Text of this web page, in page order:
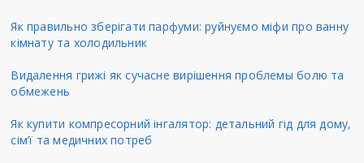
Як правильно зберігати парфуми: руйнуємо міфи про ванну
кімнату та холодильник
Видалення грижі як сучасне вирішення проблемы болю та
обмежень
Як купити компресорний інгалятор: детальний гід для дому,
сім’ї та медичних потреб